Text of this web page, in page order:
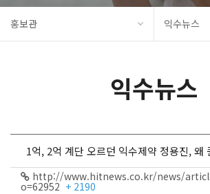
홍보관 익수뉴스
익수뉴스
1억, 2억 계단 오르던 익수제약 정용진, 왜
http://www.hitnews.co.kr/news/
o=62952 + 2190